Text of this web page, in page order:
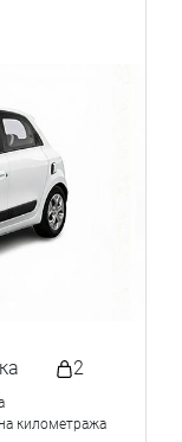
2
километража